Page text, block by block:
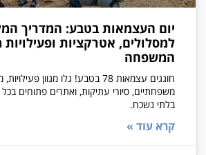
יום העצמאות בטבע: המדריך
למסלולים, אטרקציות ופעילויות
המשפחה
חוגגים עצמאות 78 בטבע! גלו מגוון
משפחתיים, סיורי עתיקות, ואתרים פתוחים
בלתי נשכח.
קרא עוד »